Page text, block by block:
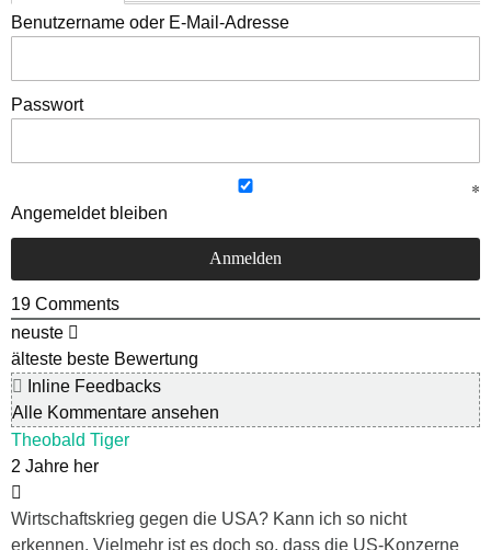
Benutzername oder E-Mail-Adresse
Passwort
Angemeldet bleiben
19 Comments
neuste
älteste beste Bewertung
Inline Feedbacks
Alle Kommentare ansehen
Theobald Tiger
2 Jahre her
Wirtschaftskrieg gegen die USA? Kann ich so nicht
erkennen. Vielmehr ist es doch so, dass die US-Konzerne